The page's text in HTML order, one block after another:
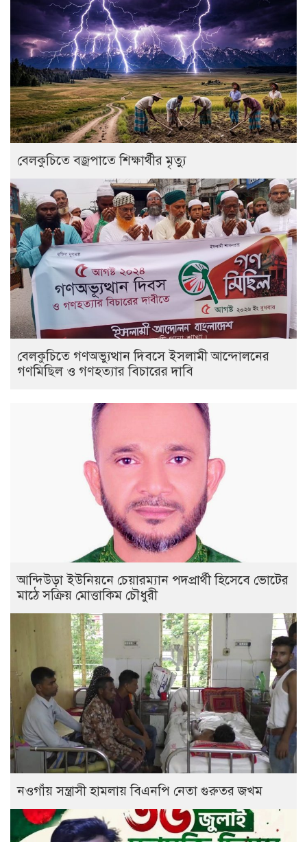
বেলকুচিতে বজ্রপাতে শিক্ষার্থীর মৃত্যু
বেলকুচিতে গণঅভ্যুত্থান দিবসে ইসলামী আন্দোলনের
গণমিছিল ও গণহত্যার বিচারের দাবি
আন্দিউড়া ইউনিয়নে চেয়ারম্যান পদপ্রার্থী হিসেবে ভোটের
মাঠে সক্রিয় মোত্তাকিম চৌধুরী
নওগাঁয় সন্ত্রাসী হামলায় বিএনপি নেতা গুরুতর জখম